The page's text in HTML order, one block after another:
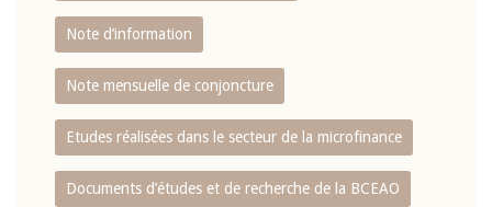
Note d’information
Note mensuelle de conjoncture
Etudes réalisées dans le secteur de la microfinance
Documents d’études et de recherche de la BCEAO